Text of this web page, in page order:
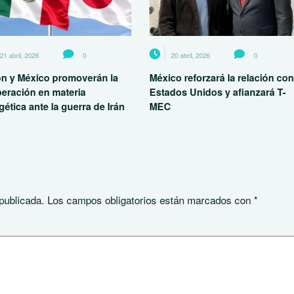
21 abril, 2026 0
y México promoverán la
en materia
ante la guerra de Irán
20 abril, 2026 0
México reforzará la relación con
Estados Unidos y afianzará T-
MEC
Los campos obligatorios están marcados con *